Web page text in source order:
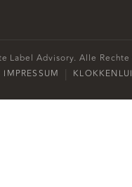
Label Advisory. Alle
IMPRESSUM